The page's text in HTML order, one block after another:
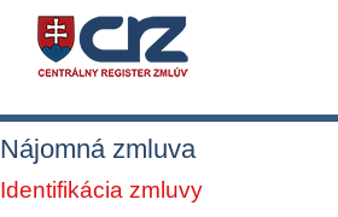
Nájomná zmluva
Identifikácia zmluvy